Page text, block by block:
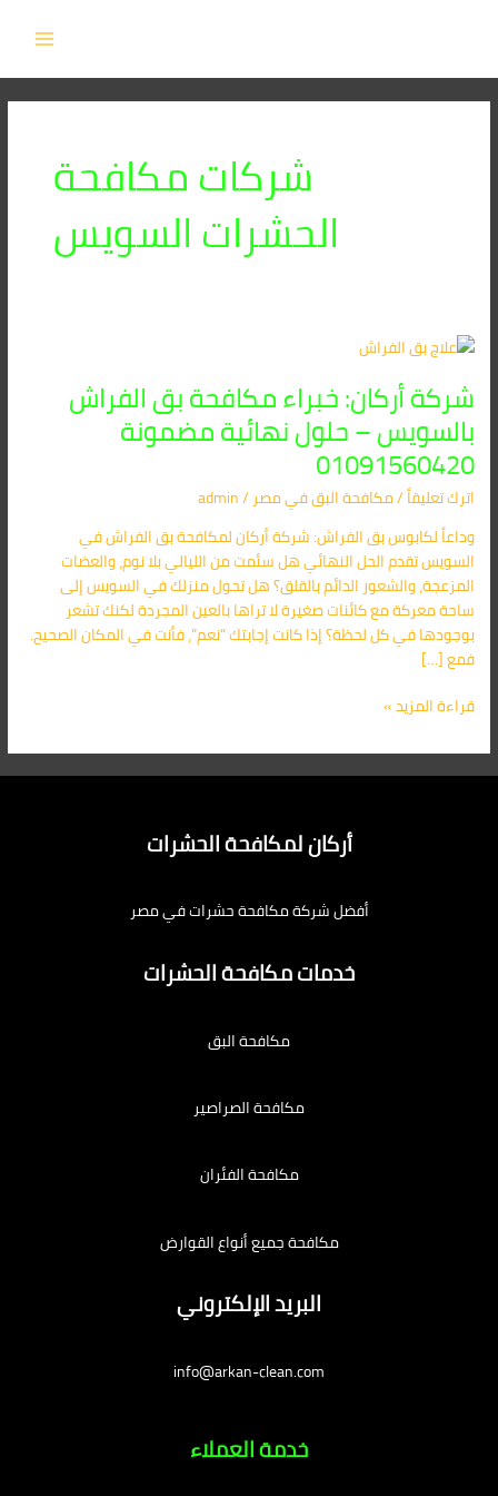
شركات مكافحة
الحشرات السويس
شركة أركان: خبراء مكافحة بق الفراش
بالسويس – حلول نهائية مضمونة
01091560420
اترك تعليقاً/مكافحة البق​ في مصر/
admin
وداعاً لكابوس بق الفراش: شركة أركان لمكافحة بق الفراش في
السويس تقدم الحل النهائي هل سئمت من الليالي بلا نوم، والعضات
المزعجة، والشعور الدائم بالقلق؟ هل تحول منزلك في السويس إلى
ساحة معركة مع كائنات صغيرة لا تراها بالعين المجردة لكنك تشعر
بوجودها في كل لحظة؟ إذا كانت إجابتك “نعم”، فأنت في المكان الصحيح.
فمع […]
شركة
خبراء
مكافحة
بق
الفراش
بالسويس
حلول
نهائية
مضمونة
01091560420
قراءة المزيد »
أركان لمكافحة الحشرات
أفضل شركة مكافحة حشرات في مصر
خدمات مكافحة الحشرات
مكافحة البق
مكافحة الصراصير
مكافحة الفئران
مكافحة جميع أنواع القوارض
البريد الإلكتروني
info@arkan-clean.com
خدمة العملاء